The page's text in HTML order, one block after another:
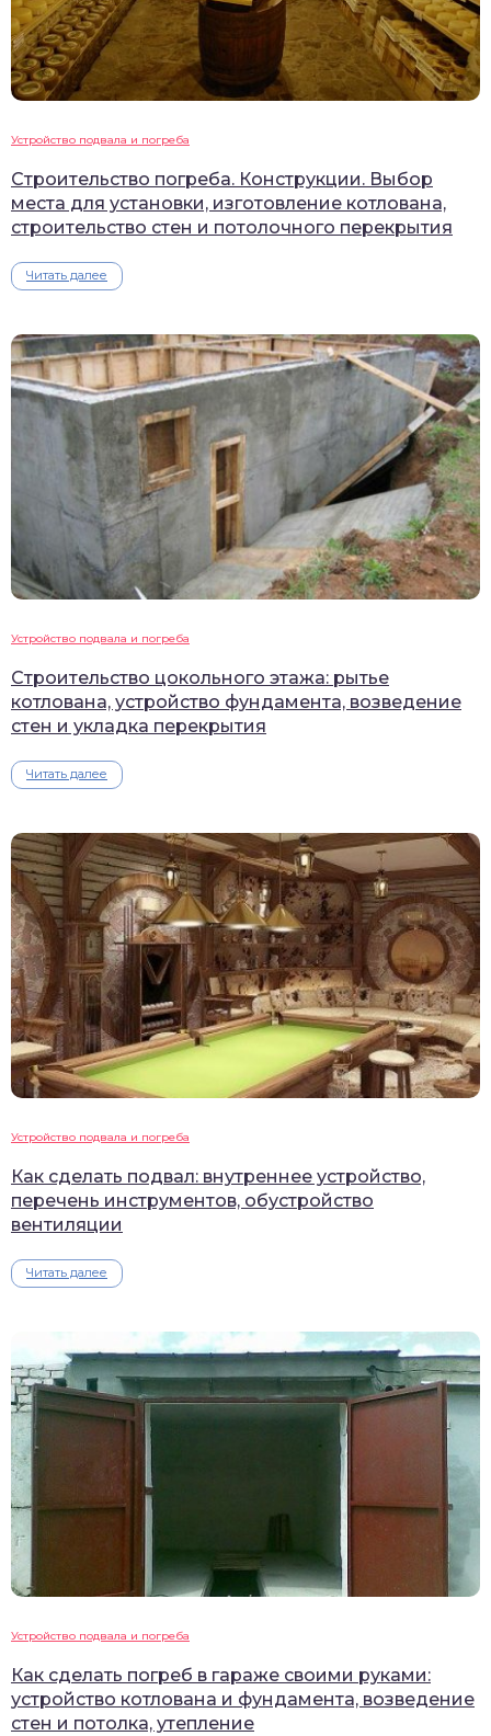
Устройство подвала и погреба
Строительство погреба. Конструкции. Выбор
места для установки, изготовление котлована,
строительство стен и потолочного перекрытия
Читать далее
Устройство подвала и погреба
Строительство цокольного этажа: рытье
котлована, устройство фундамента, возведение
стен и укладка перекрытия
Читать далее
Устройство подвала и погреба
Как сделать подвал: внутреннее устройство,
перечень инструментов, обустройство
вентиляции
Читать далее
Устройство подвала и погреба
Как сделать погреб в гараже своими руками:
устройство котлована и фундамента, возведение
стен и потолка, утепление